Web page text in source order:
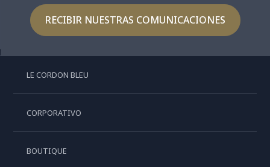
RECIBIR NUESTRAS COMUNICACIONES
LE CORDON BLEU
CORPORATIVO
BOUTIQUE